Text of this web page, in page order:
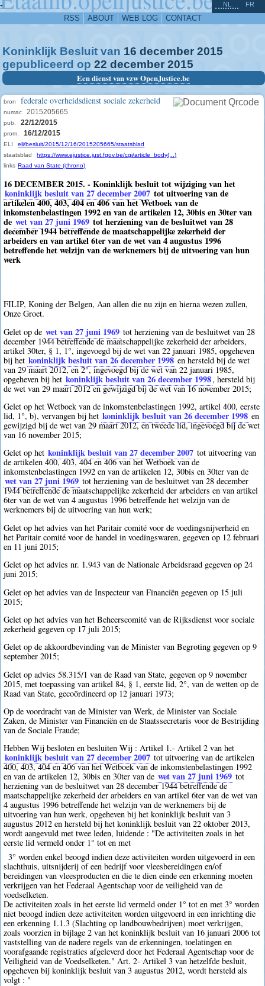
-
RSS ABOUT WEB LOG CONTACT
NL FR
Koninklijk Besluit van 16 december 2015
gepubliceerd op 22 december 2015
Een dienst van vzw OpenJustice.be
bron federale overheidsdienst sociale zekerheid
numac 2015205665
pub. 22/12/2015
prom. 16/12/2015
ELI
eli/besluit/2015/12/16/2015205665/staatsblad
staatsblad
https://www.ejustice.just.fgov.be/cgi/article_body(...)
links Raad van State (chrono)
16 DECEMBER 2015. - Koninklijk besluit tot wijziging van het
koninklijk besluit van 27 december 2007 tot uitvoering van de
artikelen 400, 403, 404 en 406 van het Wetboek van de
inkomstenbelastingen 1992 en van de artikelen 12, 30bis en 30ter van
de wet van 27 juni 1969 tot herziening van de besluitwet van 28
december 1944 betreffende de maatschappelijke zekerheid der
arbeiders en van artikel 6ter van de wet van 4 augustus 1996
betreffende het welzijn van de werknemers bij de uitvoering van hun
werk
FILIP, Koning der Belgen, Aan allen die nu zijn en hierna wezen zullen,
Onze Groet.
Gelet op de wet van 27 juni 1969 tot herziening van de besluitwet van 28
december 1944 betreffende de maatschappelijke zekerheid der arbeiders,
artikel 30ter, § 1, 1°, ingevoegd bij de wet van 22 januari 1985, opgeheven
bij het koninklijk besluit van 26 december 1998 en hersteld bij de wet
van 29 maart 2012, en 2°, ingevoegd bij de wet van 22 januari 1985,
opgeheven bij het koninklijk besluit van 26 december 1998, hersteld bij
de wet van 29 maart 2012 en gewijzigd bij de wet van 16 november 2015;
Gelet op het Wetboek van de inkomstenbelastingen 1992, artikel 400, eerste
lid, 1°, b), vervangen bij het koninklijk besluit van 26 december 1998 en
gewijzigd bij de wet van 29 maart 2012, en tweede lid, ingevoegd bij de wet
van 16 november 2015;
Gelet op het koninklijk besluit van 27 december 2007 tot uitvoering van
de artikelen 400, 403, 404 en 406 van het Wetboek van de
inkomstenbelastingen 1992 en van de artikelen 12, 30bis en 30ter van de
wet van 27 juni 1969 tot herziening van de besluitwet van 28 december
1944 betreffende de maatschappelijke zekerheid der arbeiders en van artikel
6ter van de wet van 4 augustus 1996 betreffende het welzijn van de
werknemers bij de uitvoering van hun werk;
Gelet op het advies van het Paritair comité voor de voedingsnijverheid en
het Paritair comité voor de handel in voedingswaren, gegeven op 12 februari
en 11 juni 2015;
Gelet op het advies nr. 1.943 van de Nationale Arbeidsraad gegeven op 24
juni 2015;
Gelet op het advies van de Inspecteur van Financiën gegeven op 15 juli
2015;
Gelet op het advies van het Beheerscomité van de Rijksdienst voor sociale
zekerheid gegeven op 17 juli 2015;
Gelet op de akkoordbevinding van de Minister van Begroting gegeven op 9
september 2015;
Gelet op advies 58.315/1 van de Raad van State, gegeven op 9 november
2015, met toepassing van artikel 84, § 1, eerste lid, 2°, van de wetten op de
Raad van State, gecoördineerd op 12 januari 1973;
Op de voordracht van de Minister van Werk, de Minister van Sociale
Zaken, de Minister van Financiën en de Staatssecretaris voor de Bestrijding
van de Sociale Fraude;
Hebben Wij besloten en besluiten Wij : Artikel 1.- Artikel 2 van het
koninklijk besluit van 27 december 2007 tot uitvoering van de artikelen
400, 403, 404 en 406 van het Wetboek van de inkomstenbelastingen 1992
en van de artikelen 12, 30bis en 30ter van de wet van 27 juni 1969 tot
herziening van de besluitwet van 28 december 1944 betreffende de
maatschappelijke zekerheid der arbeiders en van artikel 6ter van de wet van
4 augustus 1996 betreffende het welzijn van de werknemers bij de
uitvoering van hun werk, opgeheven bij het koninklijk besluit van 3
augustus 2012 en hersteld bij het koninklijk besluit van 22 oktober 2013,
wordt aangevuld met twee leden, luidende : "De activiteiten zoals in het
eerste lid vermeld onder 1° tot en met
3° worden enkel beoogd indien deze activiteiten worden uitgevoerd in een
slachthuis, uitsnijderij of een bedrijf voor vleesbereidingen en/of
bereidingen van vleesproducten en die te dien einde een erkenning moeten
verkrijgen van het Federaal Agentschap voor de veiligheid van de
voedselketen.
De activiteiten zoals in het eerste lid vermeld onder 1° tot en met 3° worden
niet beoogd indien deze activiteiten worden uitgevoerd in een inrichting die
een erkenning 1.1.3 (Slachting op landbouwbedrijven) moet verkrijgen,
zoals voorzien in bijlage 2 van het koninklijk besluit van 16 januari 2006 tot
vaststelling van de nadere regels van de erkenningen, toelatingen en
voorafgaande registraties afgeleverd door het Federaal Agentschap voor de
Veiligheid van de Voedselketen." Art. 2- Artikel 3 van hetzelfde besluit,
opgeheven bij koninklijk besluit van 3 augustus 2012, wordt hersteld als
volgt : "
^